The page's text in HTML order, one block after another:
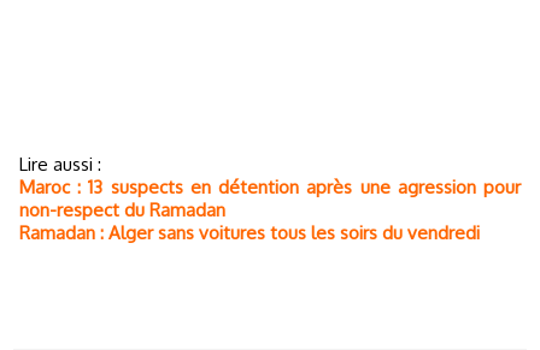
Lire aussi :
Maroc : 13 suspects en détention après une agression pour
non-respect du Ramadan
Ramadan : Alger sans voitures tous les soirs du vendredi